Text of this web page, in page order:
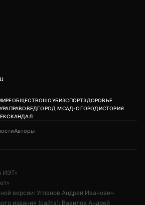
ОБЩЕСТВОШОУБИЗСПОРТЗДОРОВЬЕ
ПРАВОВЕДГОРОД МСАД-ОГОРОДИСТОРИЯ
СКАНДАЛ
Авторы
ИЭТ»
версии: Угланов Андрей Иванович
издания (сайта): Вавилов Андрей